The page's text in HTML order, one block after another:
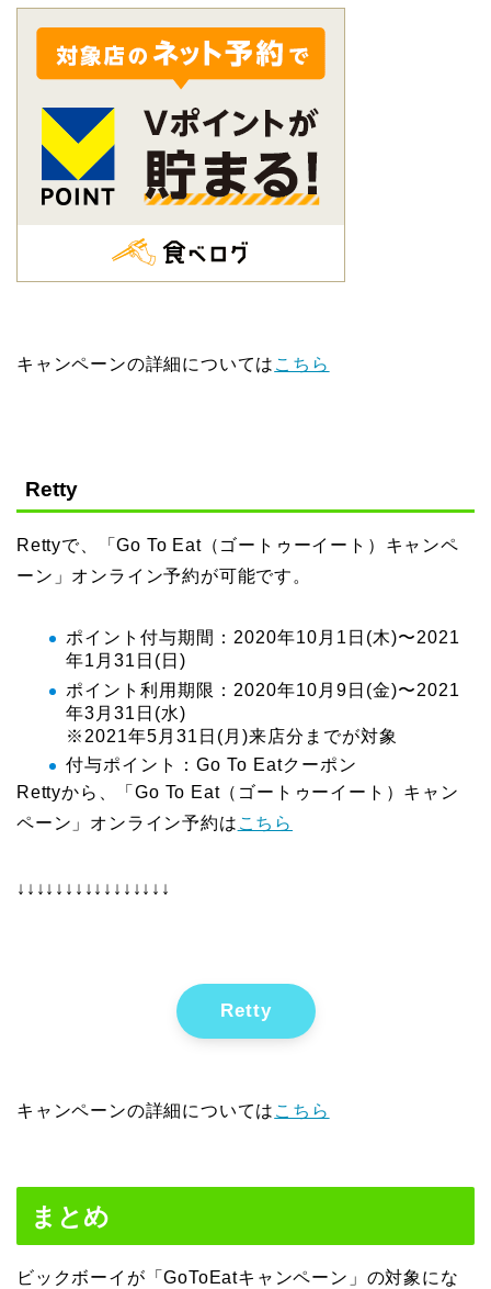
キャンペーンの詳細については こちら
Retty
Rettyで、「Go To Eat（ゴートゥーイート）キャンペ
ーン」オンライン予約が可能です。
ポイント付与期間：2020年10月1日(木)〜2021
年1月31日(日)
ポイント利用期限：2020年10月9日(金)〜2021
年3月31日(水)
※2021年5月31日(月)来店分までが対象
付与ポイント：Go To Eatクーポン
Rettyから、「Go To Eat（ゴートゥーイート）キャン
ペーン」オンライン予約は こちら
↓↓↓↓↓↓↓↓↓↓↓↓↓↓↓↓
Retty
キャンペーンの詳細については こちら
まとめ
ビックボーイが「GoToEatキャンペーン」の対象にな